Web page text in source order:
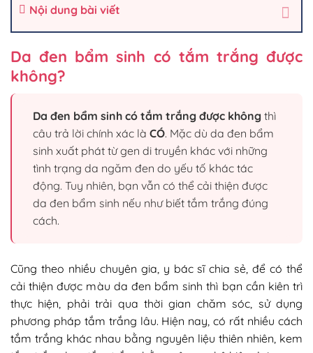
Nội dung bài viết
Da đen bẩm sinh có tắm trắng được
không?
Da đen bẩm sinh có tắm trắng được không thì
câu trả lời chính xác là CÓ. Mặc dù da đen bẩm
sinh xuất phát từ gen di truyền khác với những
tình trạng da ngăm đen do yếu tố khác tác
động. Tuy nhiên, bạn vẫn có thể cải thiện được
da đen bẩm sinh nếu như biết tắm trắng đúng
cách.
Cũng theo nhiều chuyên gia, y bác sĩ chia sẻ, để có thể
cải thiện được màu da đen bẩm sinh thì bạn cần kiên trì
thực hiện, phải trải qua thời gian chăm sóc, sử dụng
phương pháp tắm trắng lâu. Hiện nay, có rất nhiều cách
tắm trắng khác nhau bằng nguyên liệu thiên nhiên, kem